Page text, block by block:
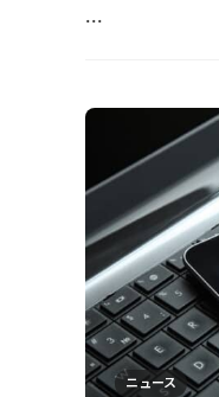
...
ニュース